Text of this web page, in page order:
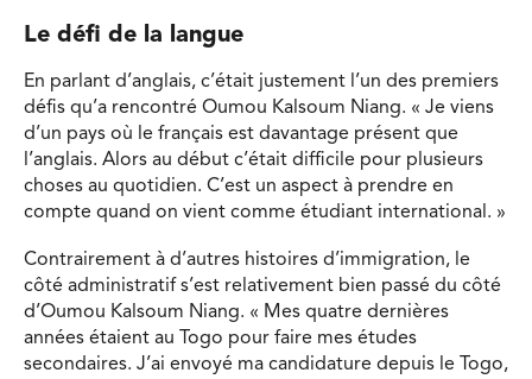
Le défi de la langue
En parlant d’anglais, c’était justement l’un des premiers
défis qu’a rencontré Oumou Kalsoum Niang. « Je viens
d’un pays où le français est davantage présent que
l’anglais. Alors au début c’était difficile pour plusieurs
choses au quotidien. C’est un aspect à prendre en
compte quand on vient comme étudiant international. »
Contrairement à d’autres histoires d’immigration, le
côté administratif s’est relativement bien passé du côté
d’Oumou Kalsoum Niang. « Mes quatre dernières
années étaient au Togo pour faire mes études
secondaires. J’ai envoyé ma candidature depuis le Togo,